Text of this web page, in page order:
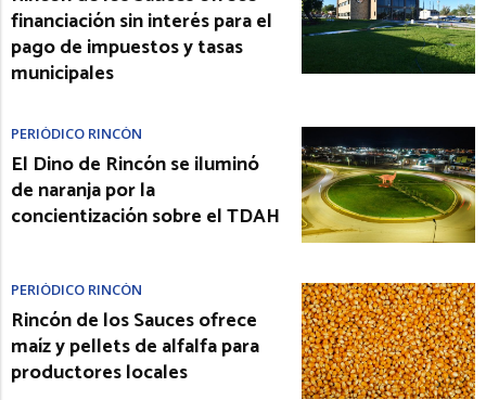
financiación sin interés para el
pago de impuestos y tasas
municipales
PERIÓDICO RINCÓN
El Dino de Rincón se iluminó
de naranja por la
concientización sobre el TDAH
PERIÓDICO RINCÓN
Rincón de los Sauces ofrece
maíz y pellets de alfalfa para
productores locales